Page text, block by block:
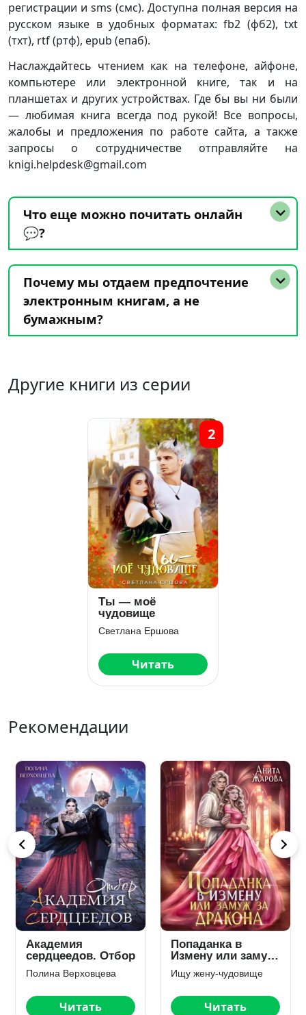
регистрации и sms (смс). Доступна полная версия на
русском языке в удобных форматах: fb2 (фб2), txt
(тхт), rtf (ртф), epub (епаб).
Наслаждайтесь чтением как на телефоне, айфоне,
компьютере или электронной книге, так и на
планшетах и других устройствах. Где бы вы ни были
— любимая книга всегда под рукой! Все вопросы,
жалобы и предложения по работе сайта, а также
запросы о сотрудничестве отправляйте на
knigi.helpdesk@gmail.com
Что еще можно почитать онлайн
💬?
Почему мы отдаем предпочтение
электронным книгам, а не
бумажным?
Другие книги из серии
Ты — моё
чудовище
Светлана Ершова
Читать
2
Рекомендации
Академия
сердцеедов. Отбор
Полина Верховцева
Читать
Попаданка в
Измену или замуж
за дракона
Ищу жену-чудовище
Читать